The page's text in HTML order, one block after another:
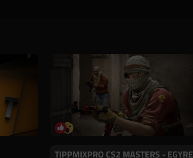
TIPPMIXPRO CS2 MASTERS - EGYRE